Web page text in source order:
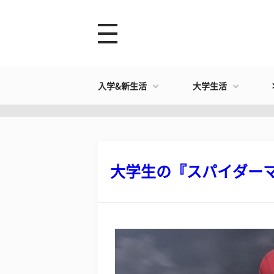
入学&新生活 大学生活
大学生の『スパイダー